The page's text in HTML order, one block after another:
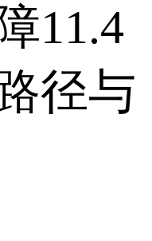
11.4
径与